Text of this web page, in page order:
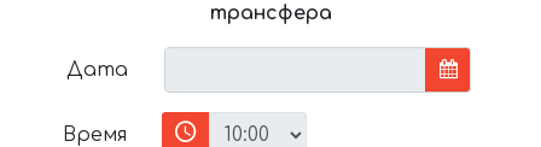
трансфера
Дата
Время